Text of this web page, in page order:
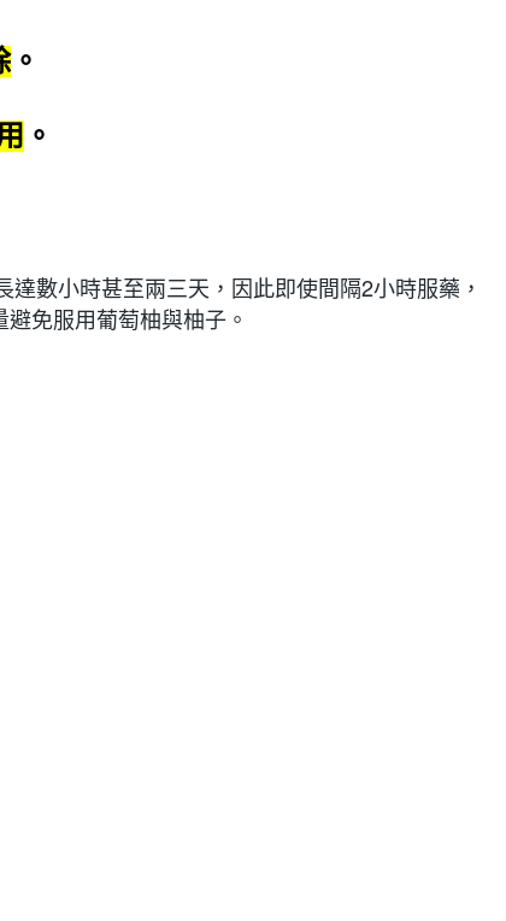
。
。
數小時甚至兩三天，因此即使間隔2小時服藥，
免服用葡萄柚與柚子。